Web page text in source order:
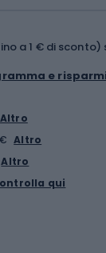
a 1 € di sconto)
e
Altro
Altro
Altro
qui